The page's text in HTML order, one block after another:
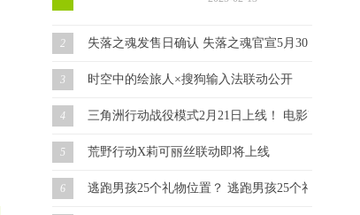
2 失落之魂发售日确认 失落之魂官宣5月30日发售！
3 时空中的绘旅人×搜狗输入法联动公开
4 三角洲行动战役模式2月21日上线！ 电影改编 虚
5 荒野行动X莉可丽丝联动即将上线
6 逃跑男孩25个礼物位置？ 逃跑男孩25个礼物怎么